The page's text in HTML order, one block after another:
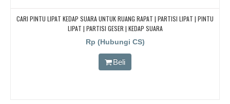
CARI PINTU LIPAT KEDAP SUARA UNTUK RUANG RAPAT | PARTISI LIPAT | PINTU
LIPAT | PARTISI GESER | KEDAP SUARA
Rp (Hubungi CS)
Beli